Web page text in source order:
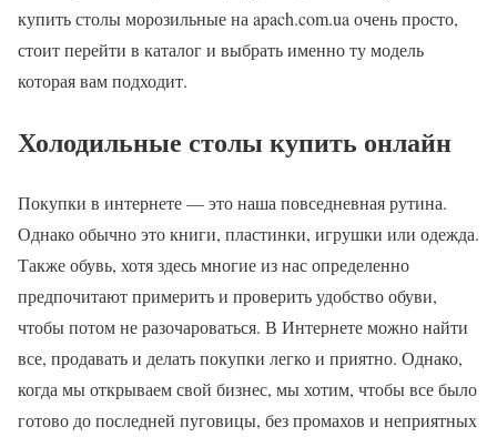
купить столы морозильные на apach.com.ua очень просто,
стоит перейти в каталог и выбрать именно ту модель
которая вам подходит.
Холодильные столы купить онлайн
Покупки в интернете — это наша повседневная рутина.
Однако обычно это книги, пластинки, игрушки или одежда.
Также обувь, хотя здесь многие из нас определенно
предпочитают примерить и проверить удобство обуви,
чтобы потом не разочароваться. В Интернете можно найти
все, продавать и делать покупки легко и приятно. Однако,
когда мы открываем свой бизнес, мы хотим, чтобы все было
готово до последней пуговицы, без промахов и неприятных